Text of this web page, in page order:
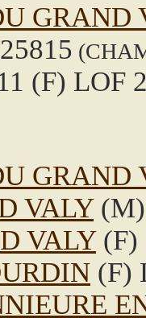
GRAND
(F) LOF
GRAND
VALY
VALY(F)
(F)